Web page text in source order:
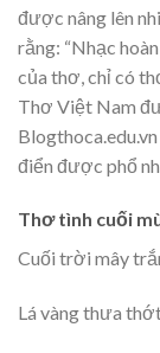
được nâng lên
rằng: “Nhạc
của thơ, chỉ có
Thơ Việt Nam
điển được phổ
Thơ tình cuối
Cuối trời mây
Lá vàng thưa